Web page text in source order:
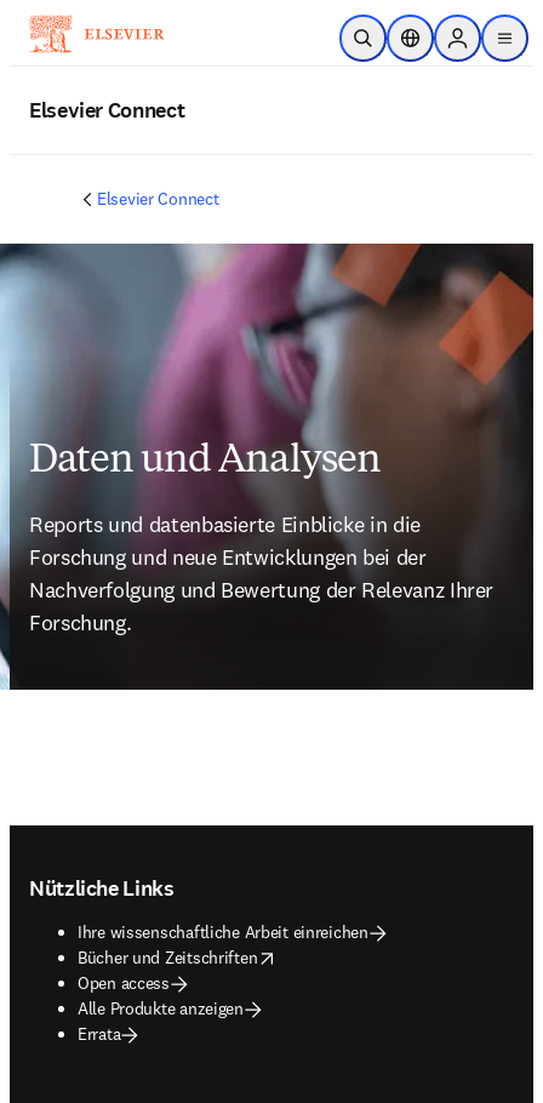
Zum Hauptinhalt wechseln
Suche öffnenStandortauswahl
Sign in to
menu
Elsevier Connect
Elsevier Connect
Daten und Analysen
Reports und datenbasierte Einblicke in die
Forschung und neue Entwicklungen bei der
Nachverfolgung und Bewertung der Relevanz Ihrer
Forschung.
Nützliche Links
Ihre wissenschaftliche Arbeit einreichen
Bücher und Zeitschriften
opens in new tab/window
Open access
Alle Produkte anzeigen
Errata